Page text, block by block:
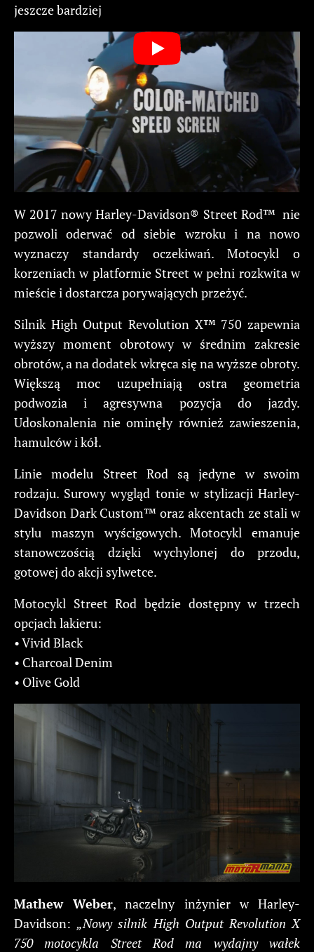
jeszcze bardziej
W 2017 nowy Harley-Davidson® Street Rod™ nie
pozwoli oderwać od siebie wzroku i na nowo
wyznaczy standardy oczekiwań. Motocykl o
korzeniach w platformie Street w pełni rozkwita w
mieście i dostarcza porywających przeżyć.
Silnik High Output Revolution X™ 750 zapewnia
wyższy moment obrotowy w średnim zakresie
obrotów, a na dodatek wkręca się na wyższe obroty.
Większą moc uzupełniają ostra geometria
podwozia i agresywna pozycja do jazdy.
Udoskonalenia nie ominęły również zawieszenia,
hamulców i kół.
Linie modelu Street Rod są jedyne w swoim
rodzaju. Surowy wygląd tonie w stylizacji Harley-
Davidson Dark Custom™ oraz akcentach ze stali w
stylu maszyn wyścigowych. Motocykl emanuje
stanowczością dzięki wychylonej do przodu,
gotowej do akcji sylwetce.
Motocykl Street Rod będzie dostępny w trzech
opcjach lakieru:
• Vivid Black
• Charcoal Denim
• Olive Gold
Mathew Weber, naczelny inżynier w Harley-
Davidson: „Nowy silnik High Output Revolution X
750 motocykla Street Rod ma wydajny wałek